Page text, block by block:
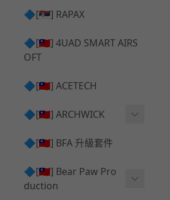
TAC-41 🔄 原廠 ⧸ 零件
HOP膠皮 ⧸ 下壓塊
件
[夢神⧸Morpheus] 不鏽鋼
內管
套件
[夢神⧸Morpheus] 碳鋼 內
🔷[🇷🇸] RAPAX
🔷[🇹🇼] 4UAD SMART AIRS
OFT
🔷[🇹🇼] ACETECH
🔷[🇹🇼] ARCHWICK
衝鋒套件 Convertion Kit
MWS 升級組件
B＆T APC9 系列產品
🔷[🇹🇼] BFA 升級套件
🔷[🇹🇼] Bear Paw Pro
duction